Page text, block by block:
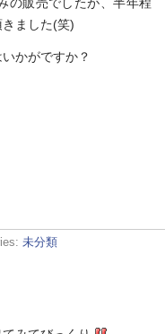
ました(笑)
かがですか？
未分類